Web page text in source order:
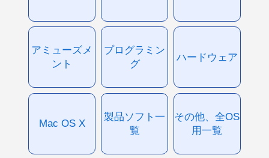
アミューズメ
ント
プログラミン
グ
ハードウェア
Mac OS X
製品ソフト一
覧
その他、全OS
用一覧